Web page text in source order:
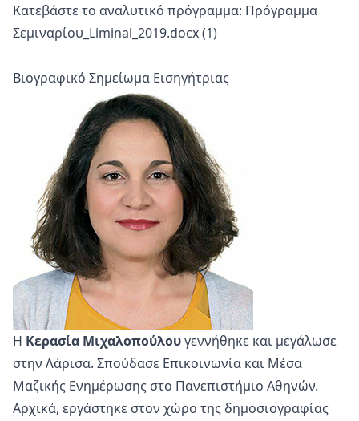
Κατεβάστε το αναλυτικό πρόγραμμα: Πρόγραμμα
Σεμιναρίου_Liminal_2019.docx (1)
Βιογραφικό Σημείωμα Εισηγήτριας
Η Κερασία Μιχαλοπούλουγεννήθηκε και μεγάλωσε
στην Λάρισα. Σπούδασε Επικοινωνία και Μέσα
Μαζικής Ενημέρωσης στο Πανεπιστήμιο Αθηνών.
Αρχικά, εργάστηκε στον χώρο της δημοσιογραφίας